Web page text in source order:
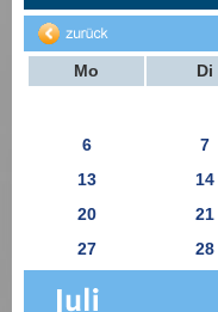
Mo Di
6
7
13
14
20
21
27
28